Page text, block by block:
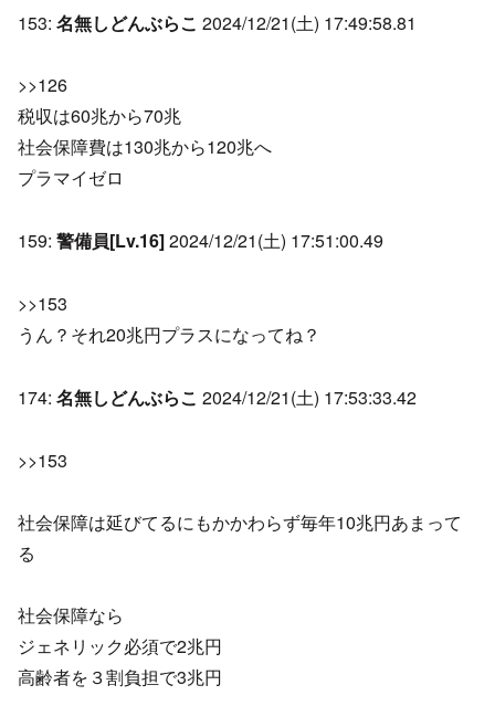
153: 名無しどんぶらこ 2024/12/21(土) 17:49:58.81
>>126
税収は60兆から70兆
社会保障費は130兆から120兆へ
プラマイゼロ
159: 警備員[Lv.16]2024/12/21(土) 17:51:00.49
>>153
うん？それ20兆円プラスになってね？
174: 名無しどんぶらこ 2024/12/21(土) 17:53:33.42
>>153
社会保障は延びてるにもかかわらず毎年10兆円あまって
る
社会保障なら
ジェネリック必須で2兆円
高齢者を３割負担で3兆円